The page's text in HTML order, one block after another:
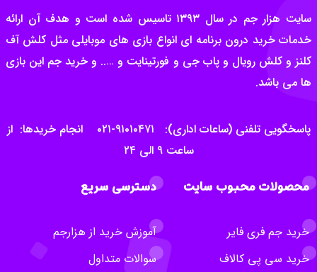
سایت هزار جم در سال ۱۳۹۳ تاسیس شده است و هدف آن ارائه
خدمات خرید درون برنامه ای انواع بازی های موبایلی مثل کلش آف
کلنز و کلش رویال و پاب جی و فورتینایت و ….. و خرید جم این بازی
ها می باشد.
پاسخگویی تلفنی (ساعات اداری): ۹۱۰۱۰۴۷۱-۰۲۱ انجام خریدها: از
ساعت ۹ الی ۲۴
محصولات محبوب سایت
خرید جم فری فایر
خرید سی پی کالاف
دسترسی سریع
آموزش خرید از هزارجم
سوالات متداول